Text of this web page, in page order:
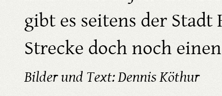
gibt es seitens der
Strecke doch noch
Bilder und Text: Dennis Köthur